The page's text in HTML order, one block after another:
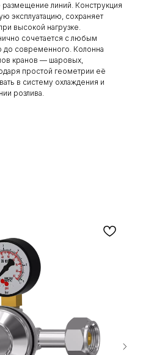
размещение линий. Конструкция
эксплуатацию, сохраняет
высокой нагрузке.
сочетается с любым
до современного. Колонна
кранов — шаровых,
простой геометрии её
в систему охлаждения и
розлива.